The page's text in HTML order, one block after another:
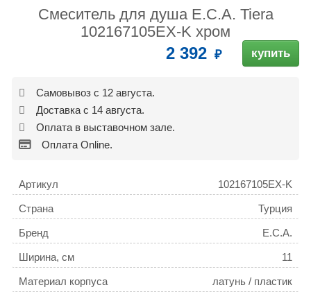
Смеситель для душа E.C.A. Tiera
102167105EX-K хром
2 392 купить
Самовывоз с 12 августа.
Доставка с 14 августа.
Оплата в выставочном зале.
Оплата Online.
Артикул 102167105EX-K
Страна Турция
Бренд E.C.A.
Ширина, см 11
Материал корпуса латунь / пластик